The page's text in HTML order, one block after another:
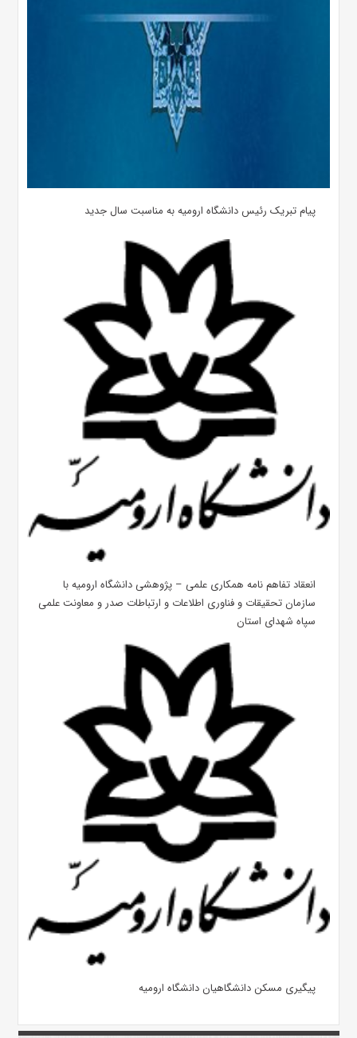
پیام تبریک رئیس دانشگاه ارومیه به مناسبت سال جدید
انعقاد تفاهم نامه همکاری علمی – پژوهشی دانشگاه ارومیه با
سازمان تحقیقات و فناوری اطلاعات و ارتباطات صدر و معاونت علمی
سپاه شهدای استان
پیگیری مسکن دانشگاهیان دانشگاه ارومیه